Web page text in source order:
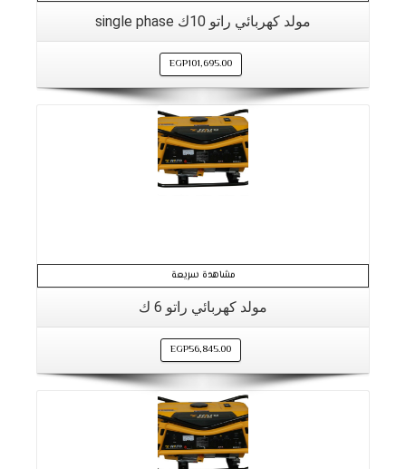
مولد كهربائي راتو 10ك single phase
EGP101,695.00
مشاهدة سريعة
مولد كهربائي راتو 6 ك
EGP56,845.00